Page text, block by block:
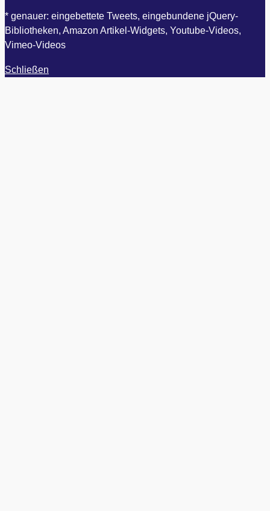
* genauer: eingebettete Tweets, eingebundene jQuery-
Bibliotheken, Amazon Artikel-Widgets, Youtube-Videos,
Vimeo-Videos
Schließen